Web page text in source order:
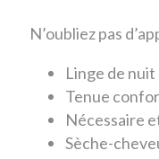
N’oubliez pas
Linge de
Tenue
Nécessaire
Sèche-